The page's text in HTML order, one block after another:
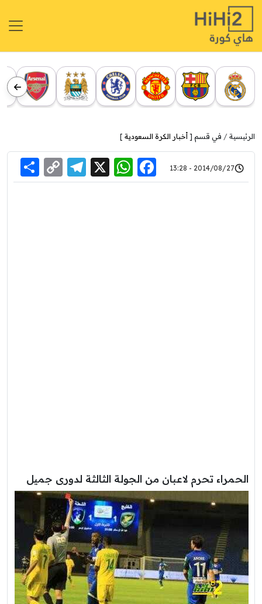
الرئيسية في قسم [ أخبار الكرة السعودية ]
2014/08/27 - 13:28
Facebook
WhatsApp
X
Link
الحمراء تحرم لاعبان من الجولة الثالثة لدورى جميل